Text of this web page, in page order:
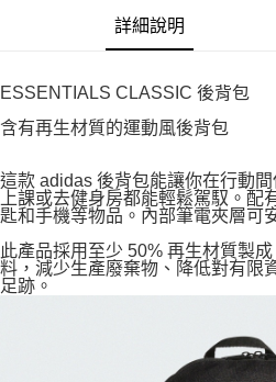
詳細說明
ESSENTIALS CLASSIC 後背包
含有再生材質的運動風後背包
這款 adidas 後背包能讓你在行動
上課或去健身房都能輕鬆駕馭。
匙和手機等物品。內部筆電夾層可
此產品採用至少 50% 再生材質製
料，減少生產廢棄物、降低對有限
足跡。